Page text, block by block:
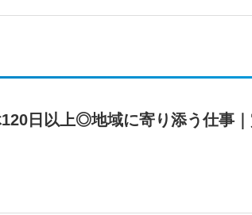
120日以上◎地域に寄り添う仕事